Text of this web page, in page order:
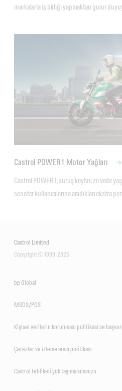
markalarla iş birliği yapmaktan gurur
Castrol POWER1 Motor Yağları
Castrol POWER1, sürüş keyfini zirvede
scooter kullanıcılarına aradıkları ekstra
Castrol Limited
Copyright © 1999-2026
bp Global
MSDS/PDS
Ki̇şi̇sel veri̇leri̇n korunmasi poli̇ti̇kasi ve
Çerezler ve i̇zleme araci poli̇ti̇kasi
Castrol tehli̇keli̇ yük taşima kilavuzu